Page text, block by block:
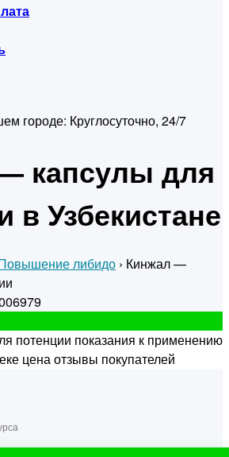
городе: Круглосуточно, 24/7
капсулы для
в Узбекистане
либидо › Кинжал —